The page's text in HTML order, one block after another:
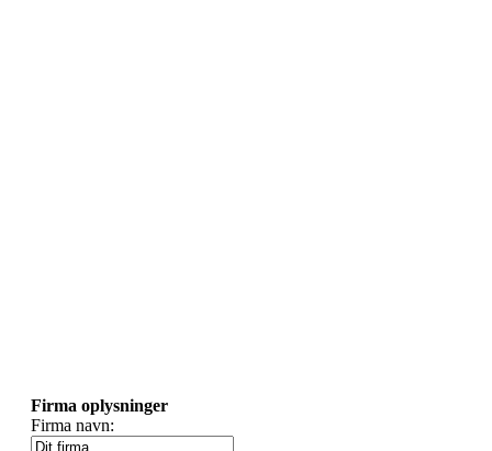
Firma oplysninger
Firma navn: